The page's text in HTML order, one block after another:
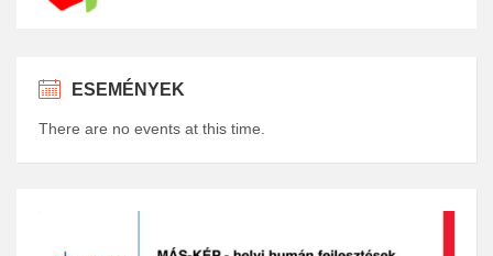
ESEMÉNYEK
There are no events at this time.